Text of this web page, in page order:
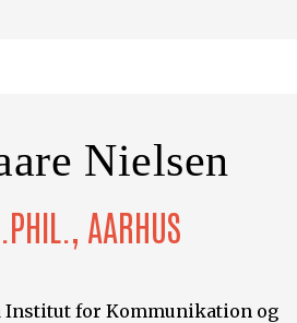
Nielsen
AARHUS
Institut for Kommunikation og